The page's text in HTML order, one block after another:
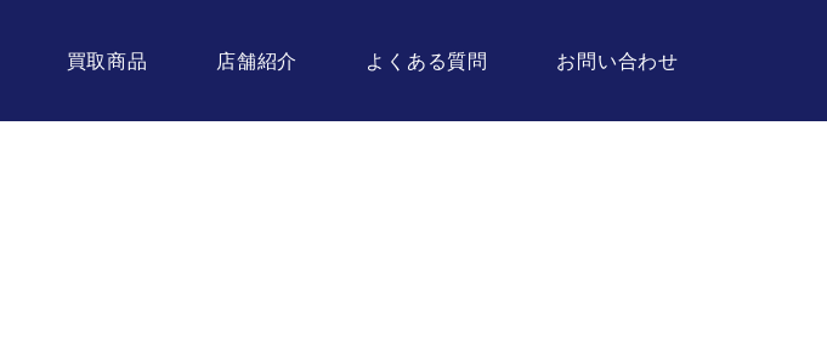
買取商品 店舗紹介 よくある質問 お問い合わせ